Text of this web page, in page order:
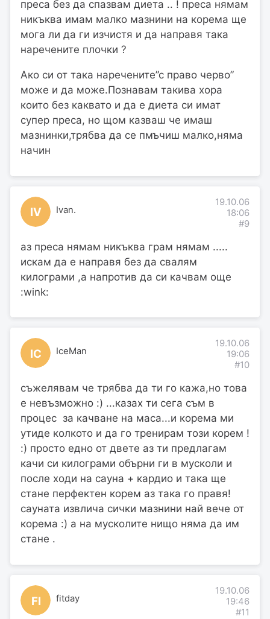
преса без да спазвам диета .. ! преса нямам
никъква имам малко мазнини на корема ще
мога ли да ги изчистя и да направя така
наречените плочки ?
Ако си от така наречените”с право черво”
може и да може.Познавам такива хора
които без каквато и да е диета си имат
супер преса, но щом казваш че имаш
мазнинки,трябва да се пмъчиш малко,няма
начин
IV Ivan.
19.10.06
18:06
#9
аз преса нямам никъква грам нямам .....
искам да е направя без да свалям
килограми ,а напротив да си качвам още
:wink:
IC IceMan
19.10.06
19:06
#10
съжелявам че трябва да ти го кажа,но това
е невъзможно :) ...казах ти сега съм в
процес за качване на маса...и корема ми
утиде колкото и да го тренирам този корем !
:) просто едно от двете аз ти предлагам
качи си килограми обърни ги в мусколи и
после ходи на сауна + кардио и така ще
стане перфектен корем аз така го правя!
сауната извлича сички мазнини най вече от
корема :) а на мусколите нищо няма да им
стане .
FI fitday
19.10.06
19:46
#11